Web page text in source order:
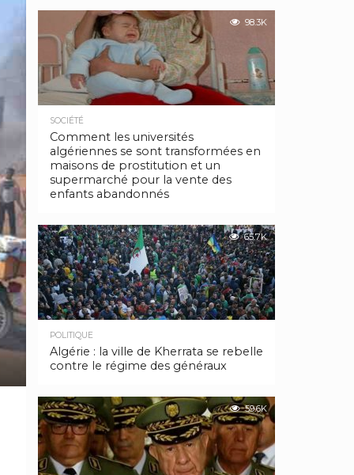
98.3K
SOCIÉTÉ
Comment les universités
algériennes se sont transformées en
maisons de prostitution et un
supermarché pour la vente des
enfants abandonnés
65.7K
POLITIQUE
Algérie : la ville de Kherrata se rebelle
contre le régime des généraux
59.6K